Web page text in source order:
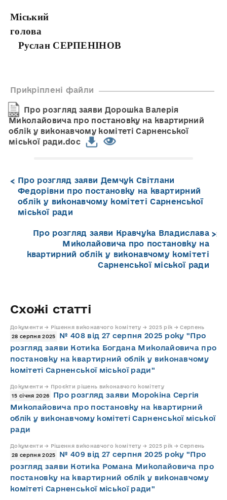
Міський
голова
Руслан СЕРПЕНІНОВ
Прикріплені файли
Про розгляд заяви Дорошка Валерія
Миколайовича про постановку на квартирний
облік у виконавчому комітеті Сарненської
міської ради.doc
Про розгляд заяви Демчук Світлани
Федорівни про постановку на квартирний
облік у виконавчому комітеті Сарненської
міської ради
Про розгляд заяви Кравчука Владислава
Миколайовича про постановку на
квартирний облік у виконавчому комітеті
Сарненської міської ради
Схожі статті
Документи → Рішення виконавчого комітету → 2025 рік → Серпень
28 серпня 2025
№ 408 від 27 серпня 2025 року "Про
розгляд заяви Котика Богдана Миколайовича про
постановку на квартирний облік у виконавчому
комітеті Сарненської міської ради"
Документи → Проєкти рішень виконавчого комітету
15 січня 2026
Про розгляд заяви Морокіна Сергія
Миколайовича про постановку на квартирний
облік у виконавчому комітеті Сарненської міської
ради
Документи → Рішення виконавчого комітету → 2025 рік → Серпень
28 серпня 2025
№ 409 від 27 серпня 2025 року "Про
розгляд заяви Котика Романа Миколайовича про
постановку на квартирний облік у виконавчому
комітеті Сарненської міської ради"